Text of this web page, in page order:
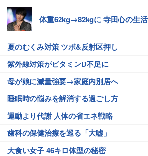
体重62kg→82kgに 寺田心の生活
夏のむくみ対策 ツボ&反射区押し
紫外線対策がビタミンD不足に
母が娘に減量強要→家庭内別居へ
睡眠時の悩みを解消する過ごし方
運動より代謝 人体の省エネ戦略
歯科の保健治療を巡る「大嘘」
大食い女子 46キロ体型の秘密